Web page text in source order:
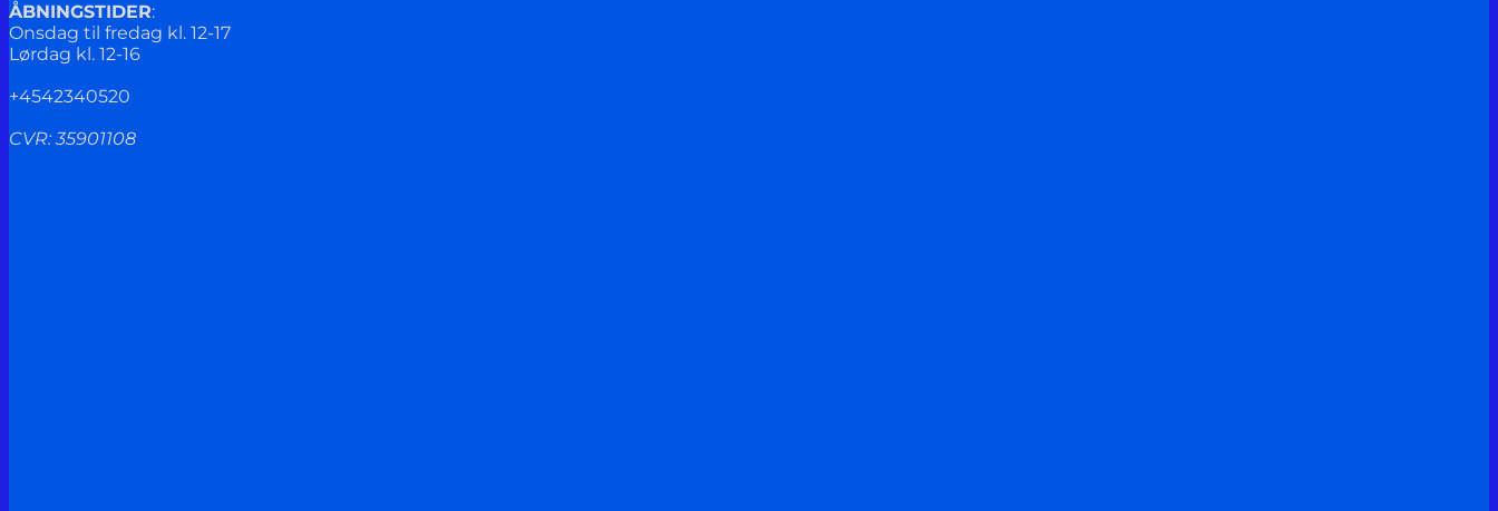
ÅBNINGSTIDER:
Onsdag til fredag kl. 12-17
Lørdag kl. 12-16
+4542340520
CVR: 35901108